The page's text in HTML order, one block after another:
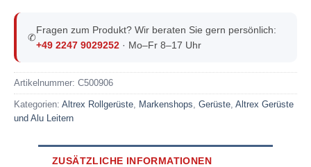
✆
Fragen zum Produkt? Wir beraten Sie gern persönlich:
+49 2247 9029252 · Mo–Fr 8–17 Uhr
Artikelnummer: C500906
Kategorien: Altrex Rollgerüste Markenshops Gerüste Altrex Gerüste
und Alu Leitern
ZUSÄTZLICHE INFORMATIONEN